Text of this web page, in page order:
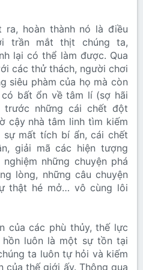
ra, hoàn thành nó là điều
trần mắt thịt chúng ta,
lại có thể làm được. Qua
các thử thách, người chơi
siêu phàm của họ mà còn
bất ổn về tâm lí (sợ hãi
những cái chết đột
cậy nhà tâm linh tìm kiếm
mất tích bí ẩn, cái chết
giải mã các hiện tượng
những chuyện phá
lòng, những câu chuyện
thật hé mở… vô cùng lôi
của các phù thủy, thế lực
luôn là một sự tồn tại
ta luôn tự hỏi và kiếm
của thế giới ấy. Thông qua